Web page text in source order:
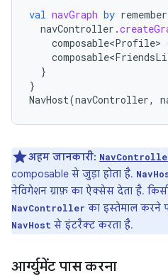
val navGraph by remember
navController .
composable<Profile>
}
}
NavHost(navController,
अहम जानकारी:
composable से जुड़ा होता है.
नेविगेशन ग्राफ़ का ऐक्सेस देता है.
NavController का इस्तेमाल करने
NavHost से इंटरैक्ट करता है.
आर्ग्युमेंट पास करना